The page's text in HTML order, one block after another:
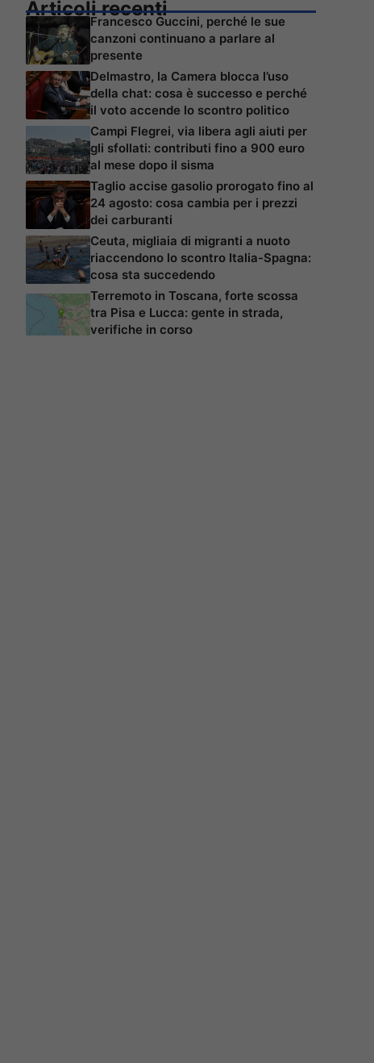
Articoli recenti
Francesco Guccini, perché le sue
canzoni continuano a parlare al
presente
Delmastro, la Camera blocca l’uso
della chat: cosa è successo e perché
il voto accende lo scontro politico
Campi Flegrei, via libera agli aiuti per
gli sfollati: contributi fino a 900 euro
al mese dopo il sisma
Taglio accise gasolio prorogato fino al
24 agosto: cosa cambia per i prezzi
dei carburanti
Ceuta, migliaia di migranti a nuoto
riaccendono lo scontro Italia-Spagna:
cosa sta succedendo
Terremoto in Toscana, forte scossa
tra Pisa e Lucca: gente in strada,
verifiche in corso